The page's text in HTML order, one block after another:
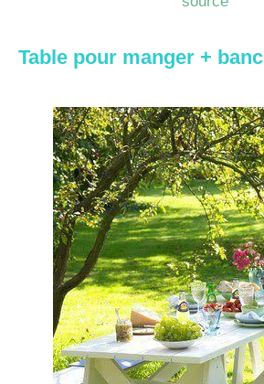
Table pour manger + banc